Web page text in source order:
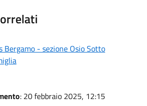
Bergamo - sezione Osio Sotto
: 20 febbraio 2025, 12:15